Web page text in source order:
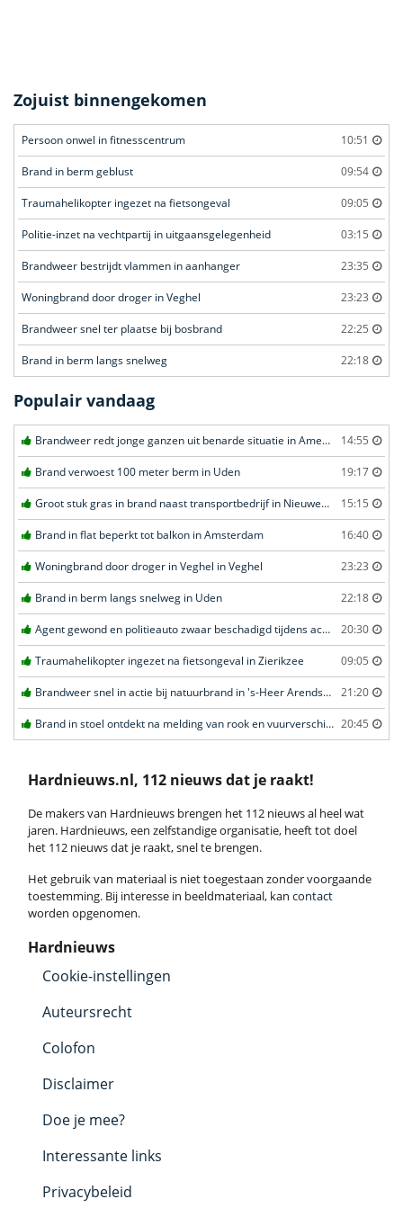
Zojuist binnengekomen
Persoon onwel in fitnesscentrum 10:51
Brand in berm geblust 09:54
Traumahelikopter ingezet na fietsongeval 09:05
Politie-inzet na vechtpartij in uitgaansgelegenheid 03:15
Brandweer bestrijdt vlammen in aanhanger 23:35
Woningbrand door droger in Veghel 23:23
Brandweer snel ter plaatse bij bosbrand 22:25
Brand in berm langs snelweg 22:18
Populair vandaag
Brandweer redt jonge ganzen uit benarde situatie in Amersfoort 14:55
Brand verwoest 100 meter berm in Uden 19:17
Groot stuk gras in brand naast transportbedrijf in Nieuwegein 15:15
Brand in flat beperkt tot balkon in Amsterdam 16:40
Woningbrand door droger in Veghel in Veghel 23:23
Brand in berm langs snelweg in Uden 22:18
Agent gewond en politieauto zwaar beschadigd tijdens achtervolging in Uden 20:30
Traumahelikopter ingezet na fietsongeval in Zierikzee 09:05
Brandweer snel in actie bij natuurbrand in 's-Heer Arendskerke 21:20
Brand in stoel ontdekt na melding van rook en vuurverschijnselen in portiekflat in Rotterdam 20:45
Hardnieuws.nl, 112 nieuws dat je raakt!
De makers van Hardnieuws brengen het 112 nieuws al heel wat
jaren. Hardnieuws, een zelfstandige organisatie, heeft tot doel
het 112 nieuws dat je raakt, snel te brengen.
Het gebruik van materiaal is niet toegestaan zonder voorgaande
toestemming. Bij interesse in beeldmateriaal, kan contact
worden opgenomen.
Hardnieuws
Cookie-instellingen
Auteursrecht
Colofon
Disclaimer
Doe je mee?
Interessante links
Privacybeleid